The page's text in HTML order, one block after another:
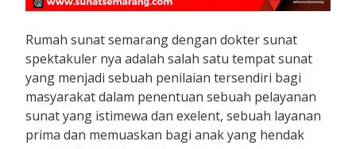
Rumah sunat semarang dengan dokter sunat
spektakuler nya adalah salah satu tempat sunat
yang menjadi sebuah penilaian tersendiri bagi
masyarakat dalam penentuan sebuah pelayanan
sunat yang istimewa dan exelent, sebuah layanan
prima dan memuaskan bagi anak yang hendak